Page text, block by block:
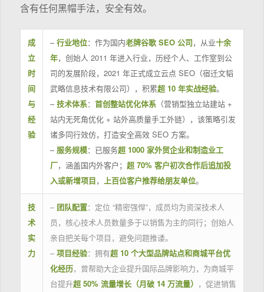
含有任何黑帽手法，安全有效。
成
立
时
间
与
经
验
–行业地位：作为国内老牌谷歌 SEO 公司，从业十余
年，创始人 2011 年进入行业，历经个人、工作室到公
司的发展阶段，2021 年正式成立云点 SEO（宿迁文韬
武略信息技术有限公司），积累超 10 年实战经验。
–技术体系： 首创整站优化体系（营销型独立站建站 +
站内无死角优化 + 站外高质量手工外链），该策略引发
诸多同行效仿，打造安全高效 SEO 方案。
– 服务规模：已服务超 1000 家外贸企业和制造业工
厂，涵盖国内外客户； 超 70% 客户初次合作后追加投
入或新增项目， 上百位客户推荐给朋友单位。
技
术
实
力
– 团队配置：定位 “精密强悍”，成员均为资深技术人
员，核心技术人员数量多于以销售为主的同行；创始人
亲自把关每个项目，避免问题推诿。
– 项目经验：拥有超 10 个大型品牌站点和商城平台优
化经历，曾帮助大企业提升国际品牌影响力，为商城平
台提升超 50% 流量增长（月破 14 万流量） ，促进销售